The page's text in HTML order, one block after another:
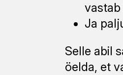
vastab
Ja
Selle abil
öelda, et